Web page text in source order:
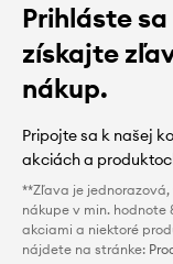
Prihláste
získajte
nákup.
Pripojte sa k našej
akciách a
**Zľava je
nákupe v min. hodnote
akciami a niektoré
nájdete na stránke: